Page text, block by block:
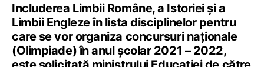
Includerea Limbii Române, a Istoriei şi a
Limbii Engleze în lista disciplinelor pentru
care se vor organiza concursuri naţionale
(Olimpiade) în anul şcolar 2021 – 2022,